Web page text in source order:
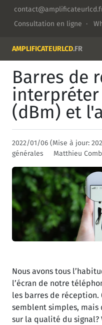
Consultation en ligne ·
AMPLIFICATEURLCD.FR
Barres de
(dBm) et
2022/01/06 (Mise à jour:
générales
Matthieu
Nous avons tous
l’écran de notre
les barres de réception.
semblent simples,
sur la qualité du signal?